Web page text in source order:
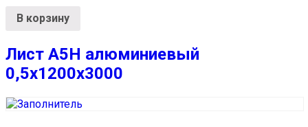
В корзину
Лист А5Н алюминиевый
0,5х1200х3000